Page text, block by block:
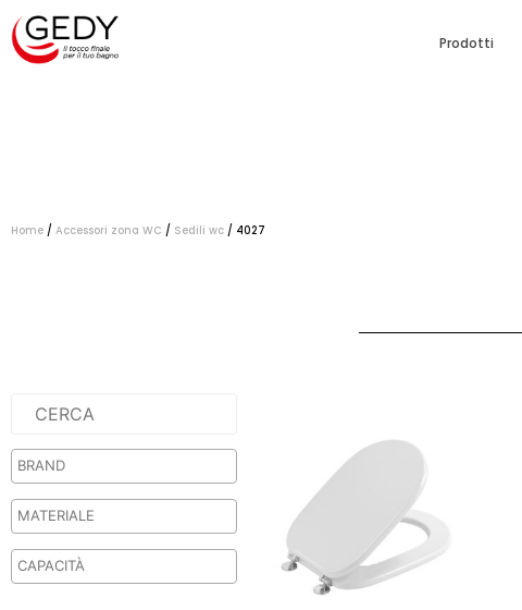
Prodotti
Home / Accessori zona WC / Sedili wc / 4027